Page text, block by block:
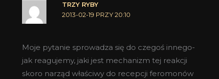
TRZY RYBY
2013-02-19 PRZY 20:10
Moje pytanie sprowadza się do czegoś innego-
jak reagujemy, jaki jest mechanizm tej reakcji
skoro narząd właściwy do recepcji feromonów